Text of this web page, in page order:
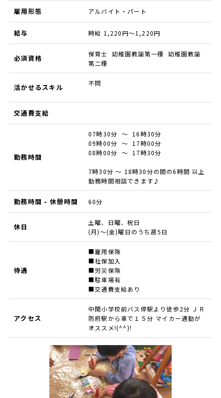
雇用形態 アルバイト・パート
給与 時給 1,220円～1,220円
必須資格
保育士 幼稚園教諭第一種 幼稚園教諭
第二種
活かせるスキル 不問
交通費支給
勤務時間
07時30分 ～ 16時30分
09時00分 ～ 17時00分
08時00分 ～ 17時30分
7時30分 ～ 18時30分の間の6時間 以上
勤務時間相談できます♪
勤務時間 - 休憩時間 60分
休日
土曜、日曜、祝日
(月)～(金)曜日のうち週5日
待遇
■雇用保険
■社保加入
■労災保険
■駐車場有
■交通費支給あり
アクセス
中関小学校前バス停駅より徒歩2分 ＪＲ
防府駅から車で１５分 マイカー通勤が
オススメ!(^^)!